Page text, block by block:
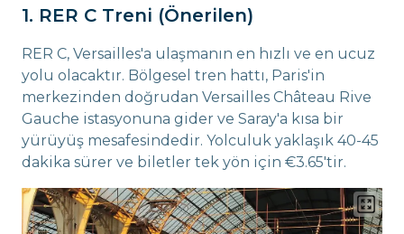
1. RER C Treni (Önerilen)
RER C, Versailles'a ulaşmanın en hızlı ve en ucuz
yolu olacaktır. Bölgesel tren hattı, Paris'in
merkezinden doğrudan Versailles Château Rive
Gauche istasyonuna gider ve Saray'a kısa bir
yürüyüş mesafesindedir. Yolculuk yaklaşık 40-45
dakika sürer ve biletler tek yön için €3.65'tir.